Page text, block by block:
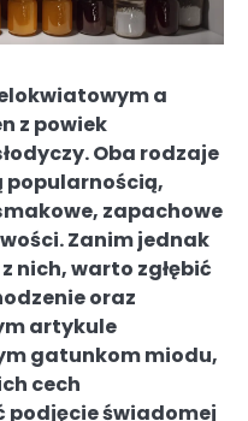
a
z powiek
Oba rodzaje
popularnością,
zapachowe
Zanim jednak
nich, warto zgłębić
oraz
artykule
gatunkom miodu,
cech
podjęcie świadomej